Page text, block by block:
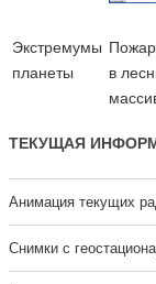
Экстремумы
планеты
в
ТЕКУЩАЯ
Анимация текущих
Cнимки с